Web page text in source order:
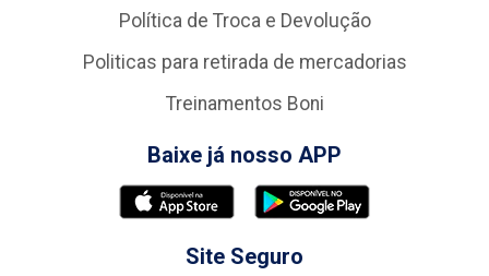
Política de Troca e Devolução
Politicas para retirada de mercadorias
Treinamentos Boni
Baixe já nosso APP
Site Seguro